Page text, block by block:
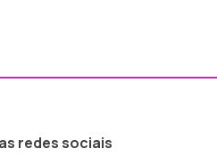
redes sociais